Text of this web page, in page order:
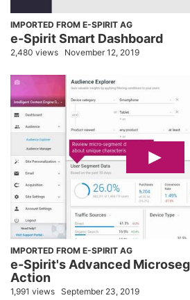
IMPORTED FROM E-SPIRIT AG
e-Spirit Smart Dashboard
2,480 views November 12, 2019
IMPORTED FROM E-SPIRIT AG
e-Spirit's Advanced
Action
1,991 views September 23, 2019